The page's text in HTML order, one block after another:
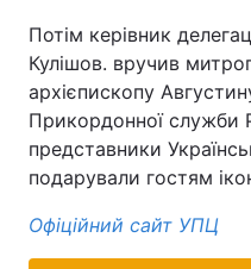
Потім керівник
Кулішов. вручив
архієпископу
Прикордонної служби
представники
подарували гостям
Офіційний сайт УПЦ